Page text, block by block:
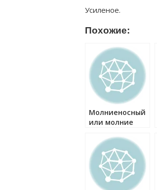
Усиленое.
Похожие:
Молниеносный
или молние
правильно?